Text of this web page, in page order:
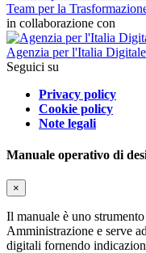
Team per la
in collaborazione con
Agenzia per l'Italia Digitale
Seguici su
Privacy policy
Cookie policy
Note legali
Manuale operativo di
×
Il manuale è uno
Amministrazione e serve
digitali fornendo